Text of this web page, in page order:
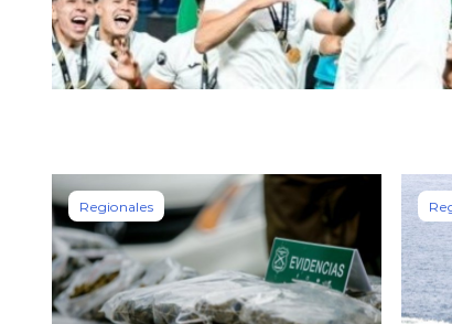
Regionales